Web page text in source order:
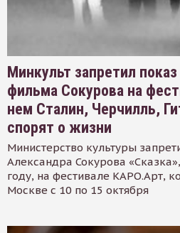
Минкульт запретил
фильма Сокурова на
нем Сталин, Черчилль,
спорят о жизни
Министерство культуры
Александра Сокурова
году, на фестивале КАРО.Арт,
Москве с 10 по 15 октября